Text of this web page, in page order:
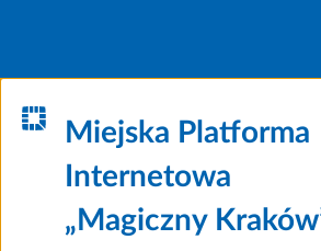
Miejska Platforma
Internetowa
„Magiczny